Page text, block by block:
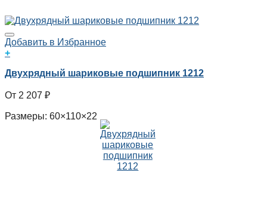
Добавить в Избранное
+
Двухрядный шариковые подшипник 1212
2 207 ₽
Размеры: 60×110×22